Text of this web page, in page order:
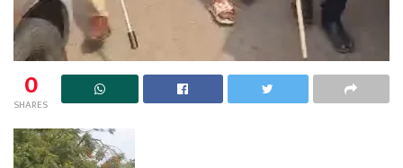
0
SHARES